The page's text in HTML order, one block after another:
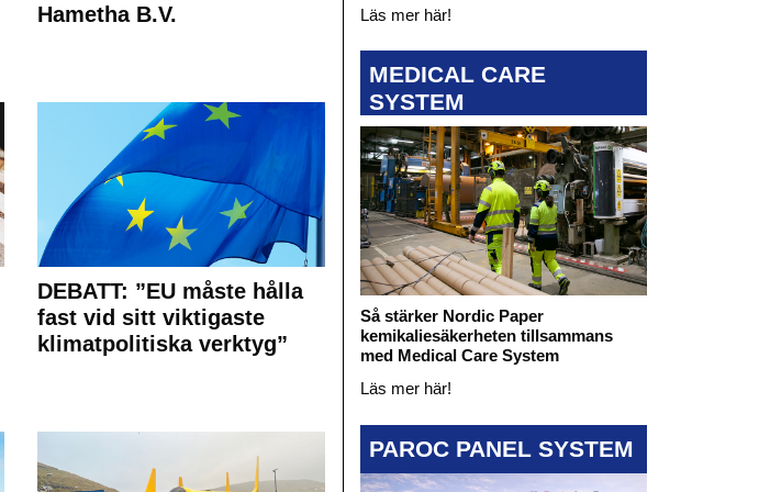
Hametha B.V.
DEBATT: ”EU måste hålla
fast vid sitt viktigaste
klimatpolitiska verktyg”
Läs mer här!
MEDICAL CARE
SYSTEM
Så stärker Nordic Paper
kemikaliesäkerheten tillsammans
med Medical Care System
Läs mer här!
PAROC PANEL SYSTEM